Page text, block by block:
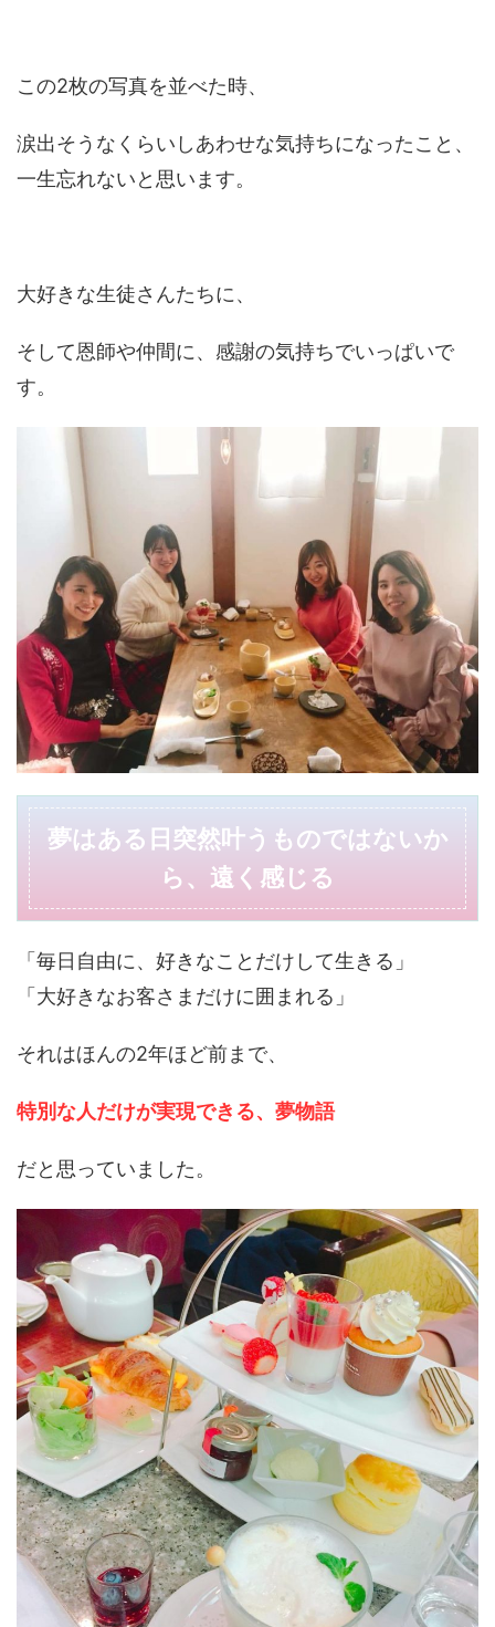
この2枚の写真を並べた時、
涙出そうなくらいしあわせな気持ちになったこと、
一生忘れないと思います。
大好きな生徒さんたちに、
そして恩師や仲間に、感謝の気持ちでいっぱいで
す。
夢はある日突然叶うものではないか
ら、遠く感じる
「毎日自由に、好きなことだけして生きる」
「大好きなお客さまだけに囲まれる」
それはほんの2年ほど前まで、
特別な人だけが実現できる、夢物語
だと思っていました。